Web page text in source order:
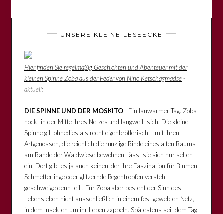
UNSERE KLEINE LESEECKE
Hier finden Sie regelmäßig Geschichten und Abenteuer mit der
kleinen Spinne Zoba aus der Feder von Nino Ketschagmadse-
aktuell:
DIE SPINNE UND DER MOSKITO- Ein lauwarmer Tag. Zoba
hockt in der Mitte ihres Netzes und langweilt sich. Die kleine
Spinne gilt ohnedies als recht eigenbrötlerisch – mit ihren
Artgenossen, die reichlich die runzlige Rinde eines alten Baums
am Rande der Waldwiese bewohnen, lässt sie sich nur selten
ein. Dort gibt es ja auch keinen, der ihre Faszination für Blumen,
Schmetterlinge oder glitzernde Regentropfen versteht,
geschweige denn teilt. Für Zoba aber besteht der Sinn des
Lebens eben nicht ausschließlich in einem fest gewebten Netz,
in dem Insekten um ihr Leben zappeln. Spätestens seit dem Tag,